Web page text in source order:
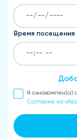
Время посещения
Я ознакомлен(а) с
Согласие на